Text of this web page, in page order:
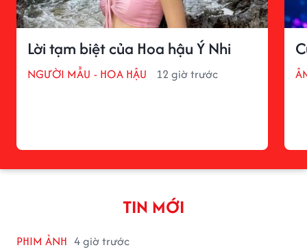
Lời tạm biệt của Hoa hậu Ý Nhi
NGƯỜI MẪU - HOA HẬU 12 giờ trước
TIN MỚI
PHIM ẢNH 4 giờ trước